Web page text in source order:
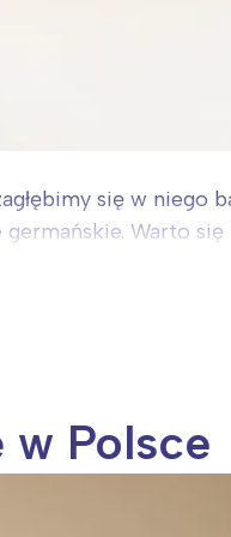
się w niego
Warto
Polsce